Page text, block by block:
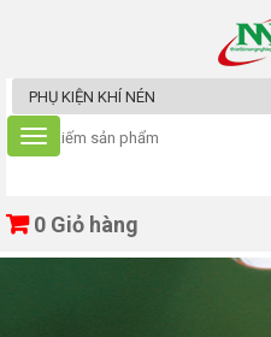
0 Giỏ hàng